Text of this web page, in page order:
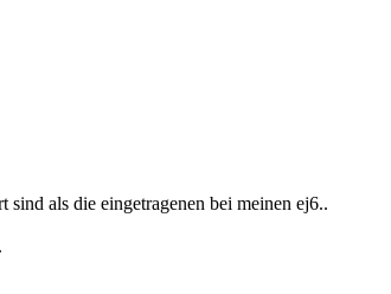
als die eingetragenen bei meinen ej6..